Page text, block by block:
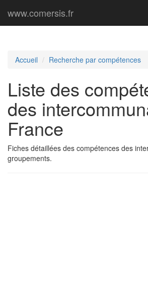
www.comersis.fr
Accueil Recherche par compétences
Liste des
des
France
Fiches détaillées des compétences des
groupements.